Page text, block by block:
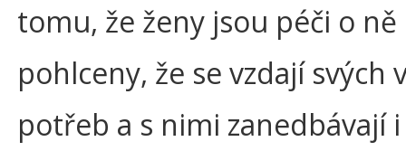
tomu, že ženy jsou péči o
pohlceny, že se vzdají svých
potřeb a s nimi zanedbávají i